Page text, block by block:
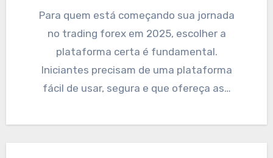
Para quem está começando sua jornada
no trading forex em 2025, escolher a
plataforma certa é fundamental.
Iniciantes precisam de uma plataforma
fácil de usar, segura e que ofereça as…